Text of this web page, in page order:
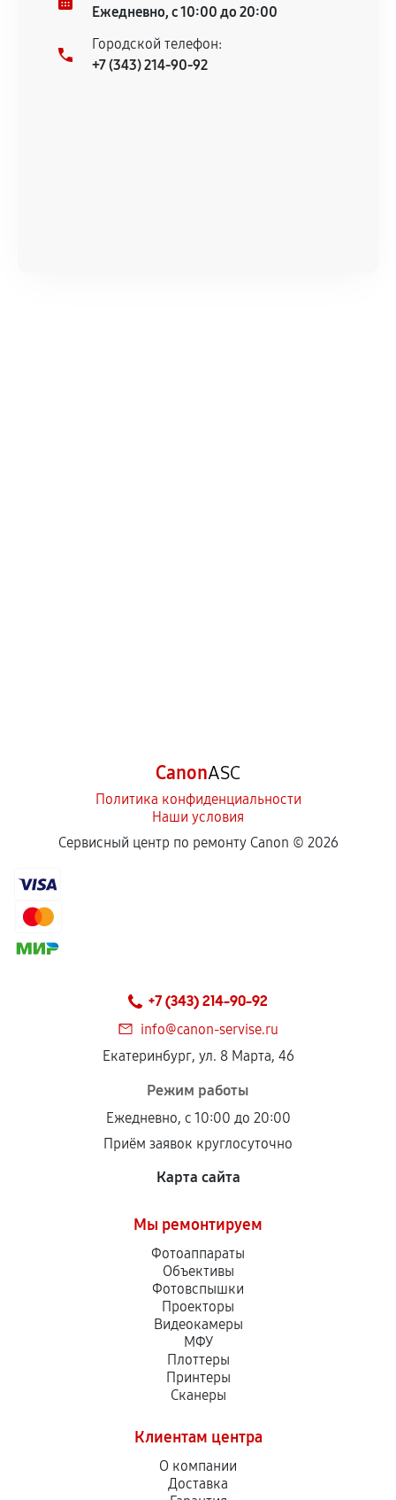
Установка была выполнена нашим сервисным
центром.
При этом гарантия на сами комплектующие
Ежедневно, с 10:00 до 20:00
Городской телефон:
+7 (343) 214-90-92
CanonASC
Политика конфиденциальности
Наши условия
Сервисный центр по ремонту Canon © 2026
+7 (343) 214-90-92
info@canon-servise.ru
Екатеринбург, ул. 8 Марта, 46
Режим работы
Ежедневно, с 10:00 до 20:00
Приём заявок круглосуточно
Карта сайта
Мы ремонтируем
Фотоаппараты
Объективы
Фотовспышки
Проекторы
Видеокамеры
МФУ
Плоттеры
Принтеры
Сканеры
Клиентам центра
О компании
Доставка